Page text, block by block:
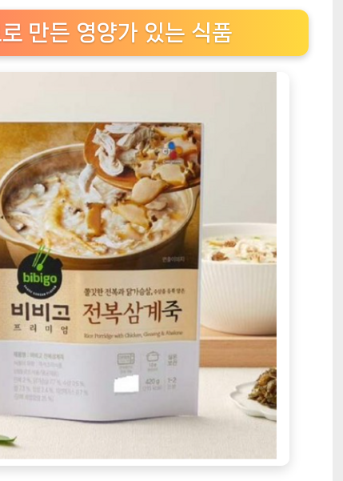
죽:
건
미
의
완
벽
한
조
[EatingNOW
ㅣ
추
천
상
품]
만든 영양가 있는 식품